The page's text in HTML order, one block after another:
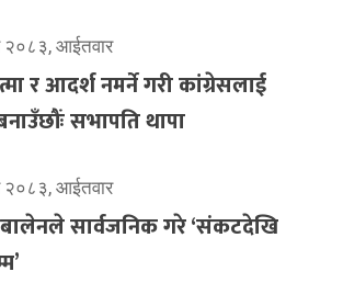
२०८३, आईतवार
र आदर्श नमर्ने गरी कांग्रेसलाई
सभापति थापा
२०८३, आईतवार
बालेनले सार्वजनिक गरे ‘संकटदेखि